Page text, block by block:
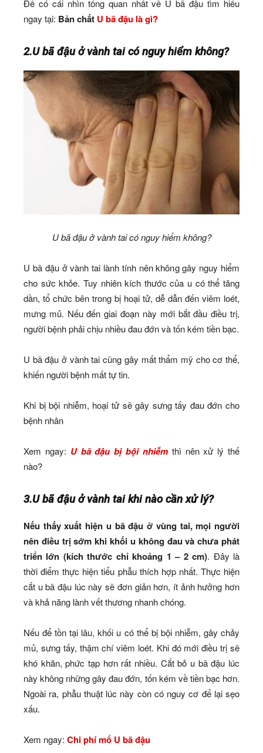
Để có cái nhìn tổng quan nhất về U bã đậu tìm hiểu
ngay tại: Bản chất U bã đậu là gì?
2.U bã đậu ở vành tai có nguy hiểm không?
U bã đậu ở vành tai có nguy hiểm không?
U bã đậu ở vành tai lành tính nên không gây nguy hiểm
cho sức khỏe. Tuy nhiên kích thước của u có thể tăng
dần, tổ chức bên trong bị hoại tử, dễ dẫn đến viêm loét,
mưng mủ. Nếu đến giai đoạn này mới bắt đầu điều trị,
người bệnh phải chịu nhiều đau đớn và tốn kém tiền bạc.
U bã đậu ở vành tai cũng gây mất thẩm mỹ cho cơ thể,
khiến người bệnh mất tự tin.
Khi bị bội nhiễm, hoại tử sẽ gây sưng tấy đau đớn cho
bệnh nhân
Xem ngay: U bã đậu bị bội nhiễmthì nên xử lý thế
nào?
3.U bã đậu ở vành tai khi nào cần xử lý?
Nếu thấy xuất hiện u bã đậu ở vùng tai, mọi người
nên điều trị sớm khi khối u không đau và chưa phát
triển lớn (kích thước chỉ khoảng 1 – 2 cm). Đây là
thời điểm thực hiện tiểu phẫu thích hợp nhất. Thực hiện
cắt u bã đậu lúc này sẽ đơn giản hơn, ít ảnh hưởng hơn
và khả năng lành vết thương nhanh chóng.
Nếu để tồn tại lâu, khối u có thể bị bội nhiễm, gây chảy
mủ, sưng tấy, thậm chí viêm loét. Khi đó mới điều trị sẽ
khó khăn, phức tạp hơn rất nhiều. Cắt bỏ u bã đậu lúc
này không những gây đau đớn, tốn kém về tiền bạc hơn.
Ngoài ra, phẫu thuật lúc này còn có nguy cơ để lại sẹo
xấu.
Xem ngay: Chi phí mổ U bã đậu